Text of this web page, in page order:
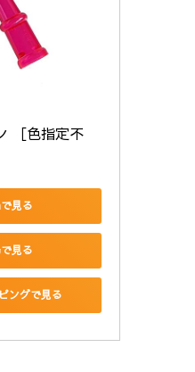
［色指定不
見る
見る
ングで見る